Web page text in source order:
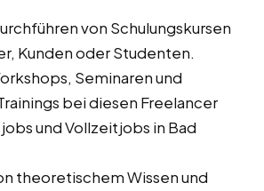
von Schulungskursen
Kunden oder Studenten.
Seminaren und
bei diesen Freelancer
und Vollzeitjobs in Bad
theoretischem Wissen und